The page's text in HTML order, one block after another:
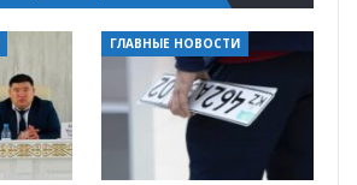
ГЛАВНЫЕ НОВОСТИ